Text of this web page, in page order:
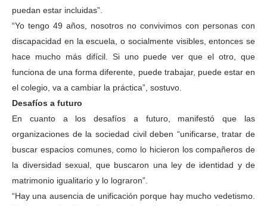
puedan estar incluidas”.
“Yo tengo 49 años, nosotros no convivimos con personas con
discapacidad en la escuela, o socialmente visibles, entonces se
hace mucho más difícil. Si uno puede ver que el otro, que
funciona de una forma diferente, puede trabajar, puede estar en
el colegio, va a cambiar la práctica”, sostuvo.
Desafíos a futuro
En cuanto a los desafíos a futuro, manifestó que las
organizaciones de la sociedad civil deben “unificarse, tratar de
buscar espacios comunes, como lo hicieron los compañeros de
la diversidad sexual, que buscaron una ley de identidad y de
matrimonio igualitario y lo lograron”.
“Hay una ausencia de unificación porque hay mucho vedetismo.